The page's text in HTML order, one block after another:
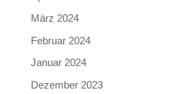
März 2024
Februar 2024
Januar 2024
Dezember 2023